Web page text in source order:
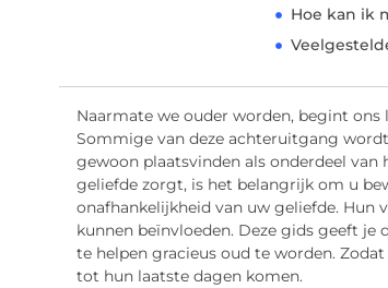
Hoe kan ik
Naarmate we ouder worden, begint
Sommige van deze achteruitgang
gewoon plaatsvinden als onderdeel van
geliefde zorgt, is het belangrijk om u
onafhankelijkheid van uw geliefde. Hun
kunnen beïnvloeden. Deze gids geeft
te helpen gracieus oud te worden.
tot hun laatste dagen komen.